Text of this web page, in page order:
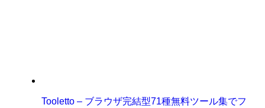
Tooletto – ブラウザ完結型71種無料ツール集でフ